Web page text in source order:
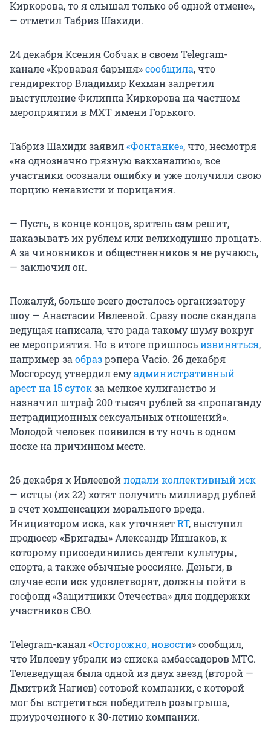
Киркорова, то я слышал только об одной отмене»,
— отметил Табриз Шахиди.
24 декабря Ксения Собчак в своем Telegram-
канале «Кровавая барыня»сообщила, что
гендиректор Владимир Кехман запретил
выступление Филиппа Киркорова на частном
мероприятии в МХТ имени Горького.
Табриз Шахиди заявил«Фонтанке», что, несмотря
«на однозначно грязную вакханалию», все
участники осознали ошибку и уже получили свою
порцию ненависти и порицания.
— Пусть, в конце концов, зритель сам решит,
наказывать их рублем или великодушно прощать.
А за чиновников и общественников я не ручаюсь,
— заключил он.
Пожалуй, больше всего досталось организатору
шоу — Анастасии Ивлеевой. Сразу после скандала
ведущая написала, что рада такому шуму вокруг
ее мероприятия. Но в итоге пришлосьизвиняться,
например за образрэпера Vacío. 26 декабря
Мосгорсуд утвердил емуадминистративный
арест на 15 сутокза мелкое хулиганство и
назначил штраф 200 тысяч рублей за «пропаганду
нетрадиционных сексуальных отношений».
Молодой человек появился в ту ночь в одном
носке на причинном месте.
26 декабря к Ивлеевойподали коллективный иск
— истцы (их 22) хотят получить миллиард рублей
в счет компенсации морального вреда.
Инициатором иска, как уточняетRT, выступил
продюсер «Бригады» Александр Иншаков, к
которому присоединились деятели культуры,
спорта, а также обычные россияне. Деньги, в
случае если иск удовлетворят, должны пойти в
госфонд «Защитники Отечества» для поддержки
участников СВО.
Telegram-канал «Осторожно, новости» сообщил,
что Ивлееву убрали из списка амбассадоров МТС.
Телеведущая была одной из двух звезд (второй —
Дмитрий Нагиев) сотовой компании, с которой
мог бы встретиться победитель розыгрыша,
приуроченного к 30-летию компании.